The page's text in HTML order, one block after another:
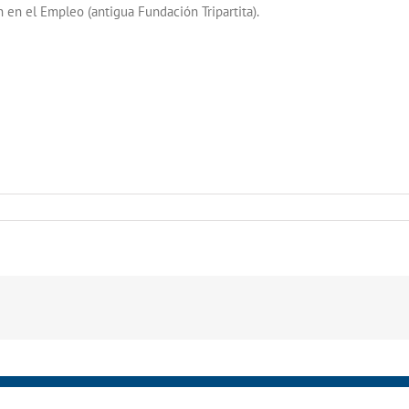
el Empleo (antigua Fundación Tripartita).